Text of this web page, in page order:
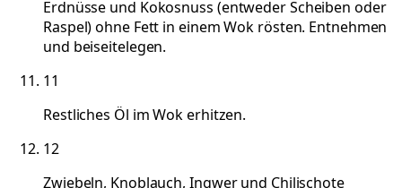
Erdnüsse und Kokosnuss (entweder Scheiben oder
Raspel) ohne Fett in einem Wok rösten. Entnehmen
und beiseitelegen.
11
Restliches Öl im Wok erhitzen.
12
Zwiebeln, Knoblauch, Ingwer und Chilischote